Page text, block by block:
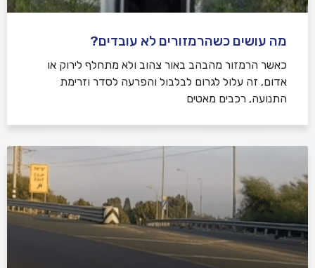
מה עושים כשהרמזורים לא עובדים?
כאשר הרמזור מהבהב באור צהוב ולא מתחלף לירוק או
אדום, זה עלול לגרום לבלבול והפרעה לסדר וזרימת
התנועה, רכבים מאטים